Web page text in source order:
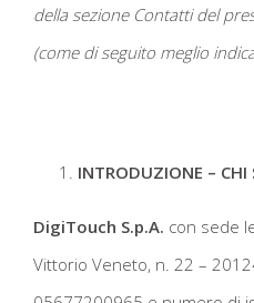
della sezione Contatti del
(come di seguito meglio
INTRODUZIONE – CHI
DigiTouch S.p.A. con sede
Vittorio Veneto, n. 22 –